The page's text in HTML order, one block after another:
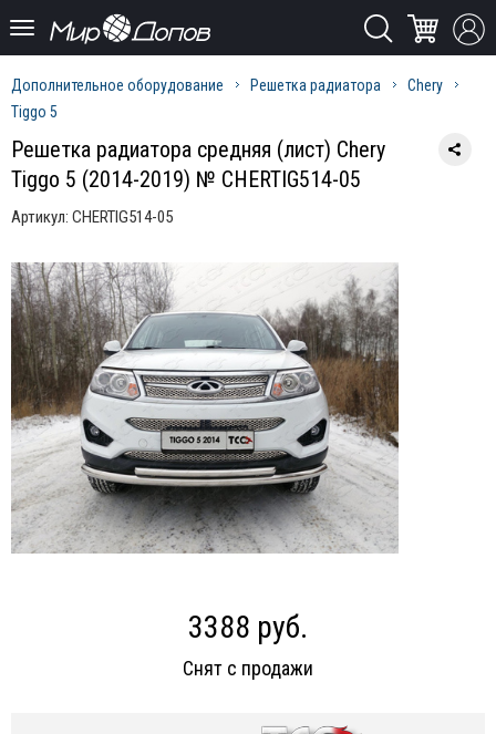
Дополнительное оборудование Решетка радиатора
Chery
Tiggo 5
Решетка радиатора средняя (лист) Chery
Tiggo 5 (2014-2019) № CHERTIG514-05
Артикул: CHERTIG514-05
3388 руб.
Снят с продажи